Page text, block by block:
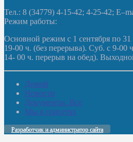
Тел.: 8 (34779) 4-15-42; 4-25-42;
Режим работы:
Основной режим с 1 сентября по
19-00 ч. (без перерыва). Суб. с 9-00
14- 00 ч. перерыв на обед).
Домой
Новости
Документы. Все
Мы в соцсетях
Разработчик и администратор сайта